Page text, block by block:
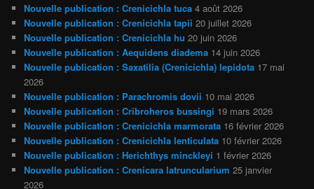
Nouvelle publication : Crenicichla tuca 4 août 2026
Nouvelle publication : Crenicichla tapii 20 juillet 2026
Nouvelle publication : Crenicichla hu 20 juin 2026
Nouvelle publication : Aequidens diadema 14 juin 2026
Nouvelle publication : Saxatilia (Crenicichla) lepidota 17 mai
2026
Nouvelle publication : Parachromis dovii 10 mai 2026
Nouvelle publication : Cribroheros bussingi 19 mars 2026
Nouvelle publication : Crenicichla marmorata 16 février 2026
Nouvelle publication : Crenicichla lenticulata 10 février 2026
Nouvelle publication : Herichthys minckleyi 1 février 2026
Nouvelle publication : Crenicara latruncularium 25 janvier
2026